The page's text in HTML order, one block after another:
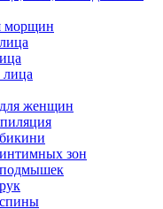
морщин
лица
женщин
зон
подмышек